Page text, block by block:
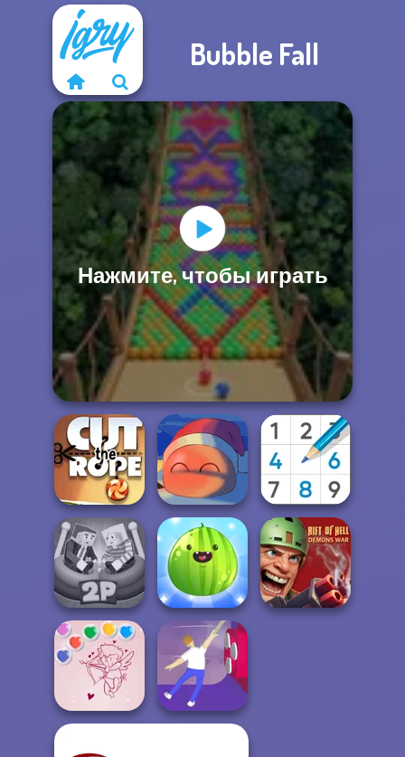
Bubble Fall
Нажмите, чтобы играть
Cut the Rope Fireblob Winter Sudoku Royal
Ragdoll Arena 2
Player
Put The Fruit
Together